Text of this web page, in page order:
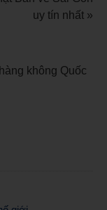
uy tín nhất »
không Quốc